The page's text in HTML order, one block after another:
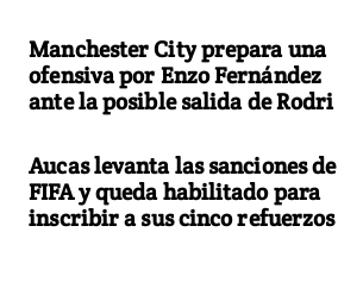
Manchester City prepara una
ofensiva por Enzo Fernández
ante la posible salida de Rodri
Aucas levanta las sanciones de
FIFA y queda habilitado para
inscribir a sus cinco refuerzos